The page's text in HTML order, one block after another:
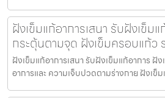
ฝังเข็มแก้อาการเสนา รับฝังเข็ม
กระตุ้นตามจุด ฝังเข็มครอบแก้ว
ฝังเข็มแก้อาการเสนา รับฝังเข็มแก้อาการ ฝั
อาการและ ความเจ็บปวดตามร่างกาย ฝังเข็